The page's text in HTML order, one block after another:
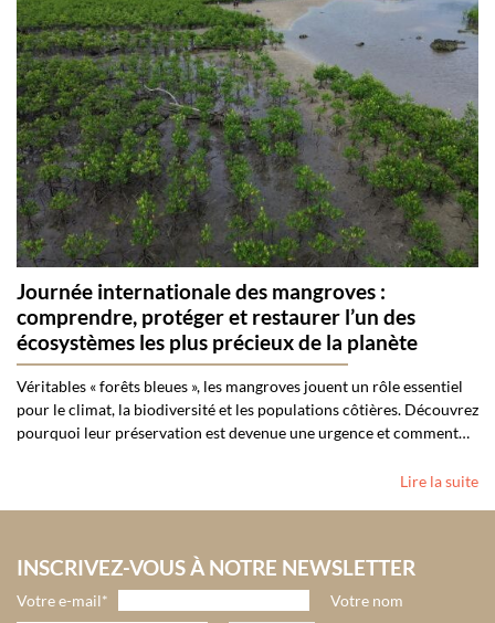
Journée internationale des mangroves :
comprendre, protéger et restaurer l’un des
écosystèmes les plus précieux de la planète
Véritables « forêts bleues », les mangroves jouent un rôle essentiel
pour le climat, la biodiversité et les populations côtières. Découvrez
pourquoi leur préservation est devenue une urgence et comment…
Lire la suite
INSCRIVEZ-VOUS À NOTRE NEWSLETTER
Votre e-mail* Votre nom